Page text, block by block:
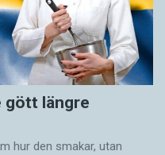
gött längre
hur den smakar, utan